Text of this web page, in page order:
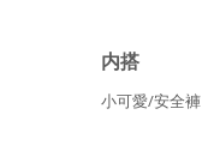
内搭
小可愛/安全褲